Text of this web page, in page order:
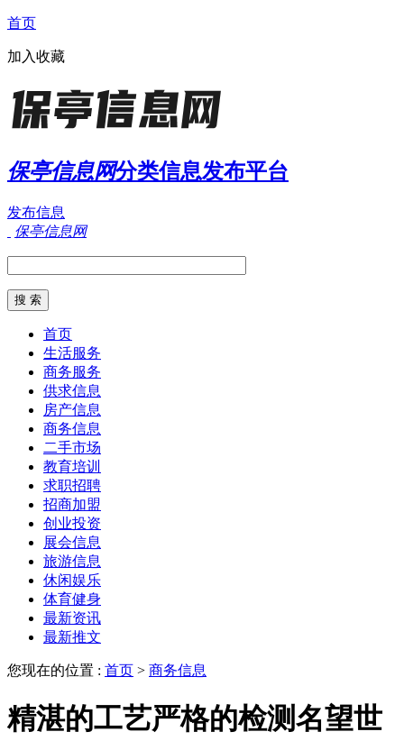
首页
加入收藏
保亭信息网分类信息发布平台
发布信息
保亭信息网
首页
生活服务
商务服务
供求信息
房产信息
商务信息
二手市场
教育培训
求职招聘
招商加盟
创业投资
展会信息
旅游信息
休闲娱乐
体育健身
最新资讯
最新推文
您现在的位置 : 首页 > 商务信息
精湛的工艺严格的检测名望世